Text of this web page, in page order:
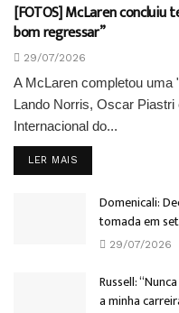
[FOTOS] McLaren concluiu
bom regressar”
29/07/2026
A McLaren completou uma
Lando Norris, Oscar Piastri
Internacional do...
LER MAIS
Domenicali:
tomada em
29/07/2026
Russell:
a minha